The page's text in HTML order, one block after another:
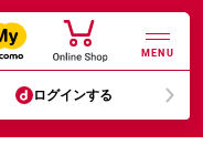
MENU
ログインする